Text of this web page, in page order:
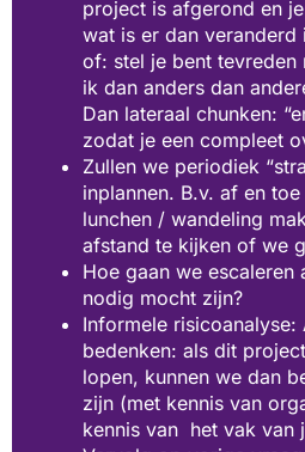
project is afgerond en
wat is er dan veranderd
of: stel je bent
ik dan anders dan
Dan lateraal chunken:
zodat je een compleet
Zullen we periodiek
inplannen. B.v. af en
lunchen / wandeling
afstand te kijken of we
Hoe gaan we
nodig mocht zijn?
Informele risicoanalyse:
bedenken: als dit
lopen, kunnen we dan
zijn (met kennis van
kennis van het vak van